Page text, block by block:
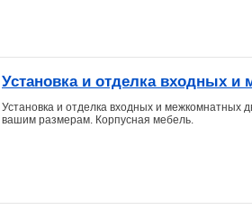
Установка и отделка входных
Установка и отделка входных и межкомнатных
вашим размерам. Корпусная мебель.